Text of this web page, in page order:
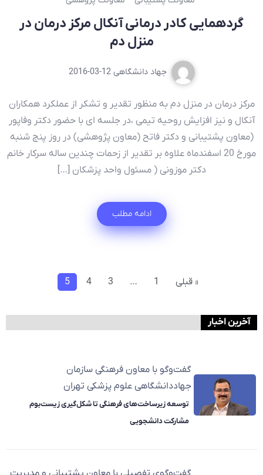
گردهمایی کادر درمانی آنکال مرکز درمان در
منزل دم
جهاد دانشگاهی 2016-03-12
مرکز درمان در منزل دم به منظور تقدیر و تشکر از عملکرد همکاران
آنکال و نیز افزایش روحیه تیمی ،در جلسه ای با حضور دکتر وفاپور
(معاون پشتیبانی و دکتر فاتح (معاون پژوهشی) در روز پنج شنبه
مورخ 20 اسفندماه علاوه بر تقدیر از زحمات چندین ساله سرکار خانم
دکتر موزونی ( مسئول واحد پزشکان […]
ادامه مطلب
« قبلی 1
…
3
4
5
آخرین اخبار
گفت‌وگو با معاون فرهنگی سازمان
جهاددانشگاهی علوم پزشکی تهران
توسعه زیرساخت‌های فرهنگی تا شکل‌گیری زیست‌بوم
مشارکت دانشجویی